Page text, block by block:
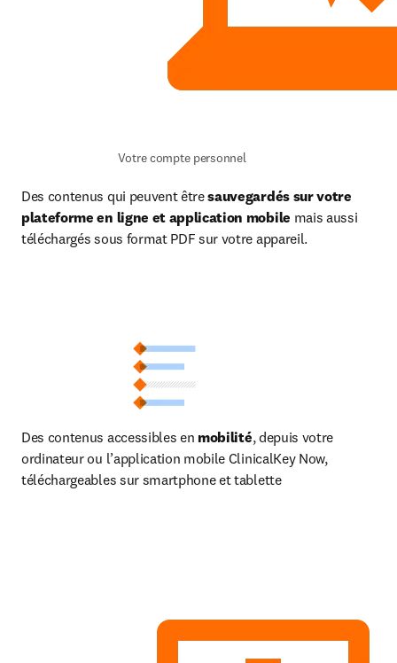
Votre compte personnel
Des contenus qui peuvent être sauvegardés sur votre
plateforme en ligne et application mobile mais aussi
téléchargés sous format PDF sur votre appareil.
Des contenus accessibles en mobilité, depuis votre
ordinateur ou l’application mobile ClinicalKey Now,
téléchargeables sur smartphone et tablette